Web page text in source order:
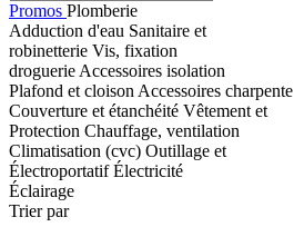
Promos Plomberie
Adduction d'eau Sanitaire et
robinetterie Vis, fixation
droguerie Accessoires isolation
Plafond et cloison Accessoires charpente
Couverture et étanchéité Vêtement et
Protection Chauffage, ventilation
Climatisation (cvc) Outillage et
ÉlectroportatifÉlectricité
Éclairage
Trier par